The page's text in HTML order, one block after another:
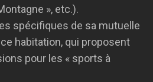
», etc.).
spécifiques de sa mutuelle
habitation, qui proposent
pour les « sports à